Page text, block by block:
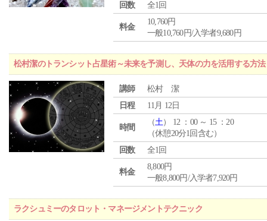
回数
全1回
料金
10,760円
一般10,760円/入学者9,680円
松村潔のトランシット占星術～未来を予測し、天体の力を活用する方法
講師
松村 潔
日程
11月 12日
時間
（土） 12 ：00 ～ 15 ：20
（休憩20分1回含む）
回数
全1回
料金
8,800円
一般8,800円/入学者7,920円
ラクシュミーのタロット・マネージメントテクニック